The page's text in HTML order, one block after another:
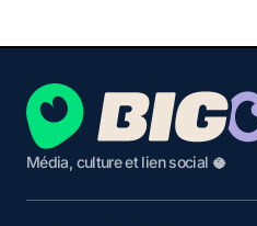
Média, culture et lien social 🥥